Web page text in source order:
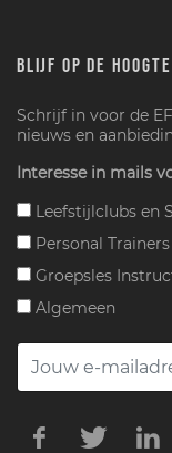
BLIJF OP DE HOOGTE
Schrijf in voor de
nieuws en
Interesse in mails
Leefstijlclubs en
Personal
Groepsles
Algemeen